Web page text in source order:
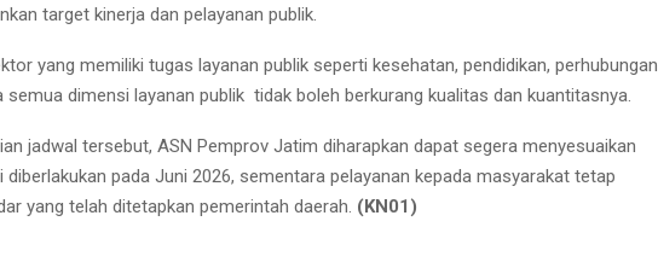
target kinerja dan pelayanan publik.
yang memiliki tugas layanan publik seperti kesehatan, pendidikan, perhubungan
semua dimensi layanan publik tidak boleh berkurang kualitas dan kuantitasnya.
jadwal tersebut, ASN Pemprov Jatim diharapkan dapat segera menyesuaikan
diberlakukan pada Juni 2026, sementara pelayanan kepada masyarakat tetap
yang telah ditetapkan pemerintah daerah. (KN01)